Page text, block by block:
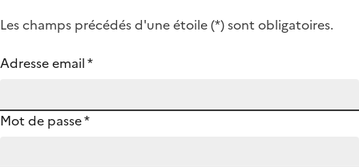
Les champs précédés d'une étoile (*) sont obligatoires.
Adresse email*
Mot de passe*